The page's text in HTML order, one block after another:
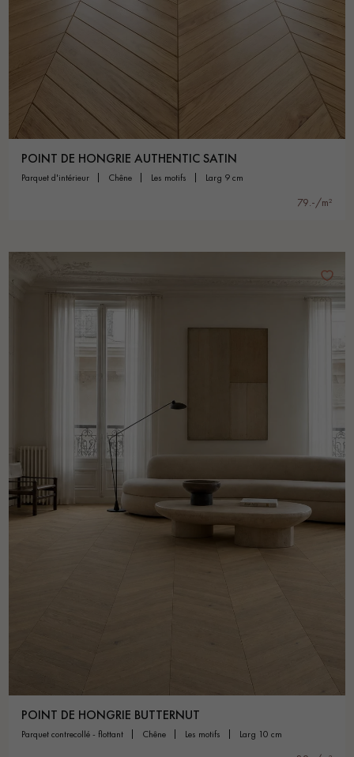
POINT DE HONGRIE AUTHENTIC SATIN
parquet d'intérieur chêne les motifs larg 9 cm
79.-/m²
POINT DE HONGRIE BUTTERNUT
parquet contrecollé - flottant chêne les motifs larg 10 cm